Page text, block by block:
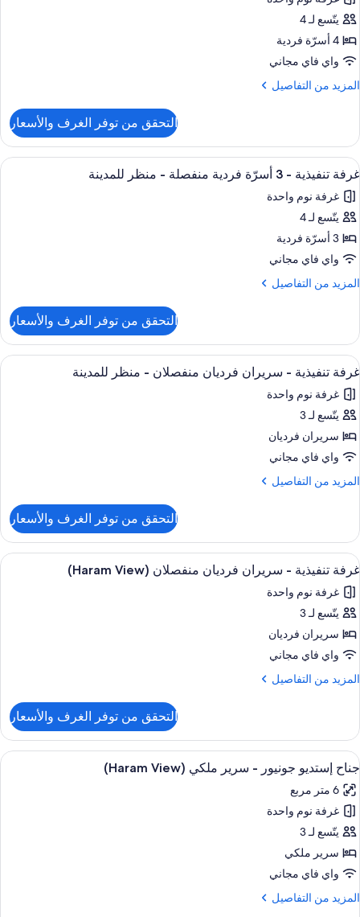
(Haram
صور
غرفة
تنفيذية
-
عدة
أسرّة
View)
يتّسع لـ 4
4 أسرّة فردية
واي فاي مجاني
المزيد من التفاصيل
المزيد
غرفة
تنفيذية
-
عدة
أسرّة
(Haram
التحقق من توفر الغرف والأسعار
استعراض
جميع
صور
غرفة
تنفيذية
-
3
أسرّة
منفصلة
منظر
للمدينة
ملاءات من القطن المصري وأغطية فراش
5
غرفة تنفيذية - 3 أسرّة فردية منفصلة - منظر للمدينة
غرفة نوم واحدة
يتّسع لـ 4
3 أسرّة فردية
واي فاي مجاني
المزيد من التفاصيل
المزيد
غرفة
تنفيذية
-
أسرّة
فردية
-
منظر
التحقق من توفر الغرف والأسعار
استعراض
جميع
صور
غرفة
تنفيذية
-
سريران
فرديان
-
منظر
للمدينة
ملاءات من القطن المصري وأغطية فراش
5
غرفة تنفيذية - سريران فرديان منفصلان - منظر للمدينة
غرفة نوم واحدة
يتّسع لـ 3
سريران فرديان
واي فاي مجاني
المزيد من التفاصيل
المزيد
غرفة
تنفيذية
-
سريران
فرديان
منفصلان
منظر
للمدينة
التحقق من توفر الغرف والأسعار
استعراض
جميع
صور
غرفة
تنفيذية
-
سريران
فرديان
View)
ملاءات من القطن المصري وأغطية فراش
7
غرفة تنفيذية - سريران فرديان منفصلان (Haram View)
غرفة نوم واحدة
يتّسع لـ 3
سريران فرديان
واي فاي مجاني
المزيد من التفاصيل
المزيد
غرفة
تنفيذية
-
سريران
فرديان
منفصلان
(Haram
View)
التحقق من توفر الغرف والأسعار
استعراض
جميع
صور
جناح
إستديو
جونيور
-
سرير
ملكي
ملاءات من القطن المصري وأغطية فراش
7
جناح إستديو جونيور - سرير ملكي (Haram View)
6 متر مربع
غرفة نوم واحدة
يتّسع لـ 3
سرير ملكي
واي فاي مجاني
المزيد من التفاصيل
المزيد